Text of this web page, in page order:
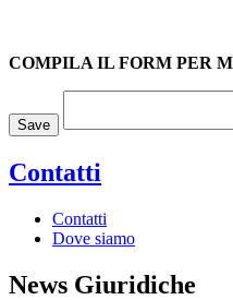
COMPILA IL FORM PER
Save
Contatti
Contatti
Dove siamo
News Giuridiche